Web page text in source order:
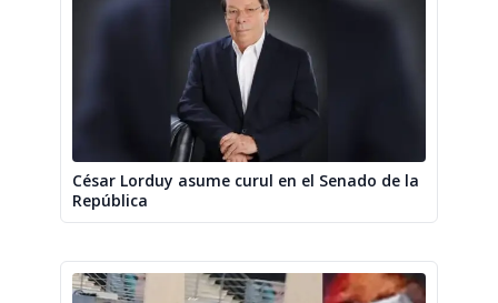
César Lorduy asume curul en el Senado de la
República